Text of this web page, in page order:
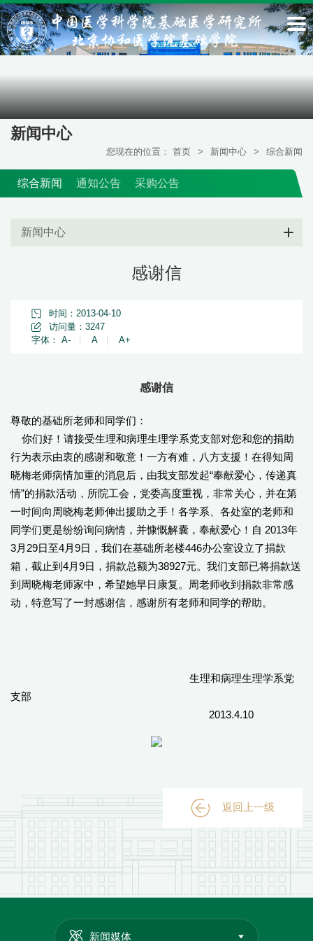
新闻中心
您现在的位置： 首页 > 新闻中心 > 综合新闻
综合新闻 通知公告 采购公告
新闻中心
感谢信
时间：2013-04-10
访问量： 3247
字体： A- A A+
感谢信
尊敬的基础所老师和同学们：
你们好！请接受生理和病理生理学系党支部对您和您的捐助
行为表示由衷的感谢和敬意！一方有难，八方支援！在得知周
晓梅老师病情加重的消息后，由我支部发起“奉献爱心，传递真
情”的捐款活动，所院工会，党委高度重视，非常关心，并在第
一时间向周晓梅老师伸出援助之手！各学系、各处室的老师和
同学们更是纷纷询问病情，并慷慨解囊，奉献爱心！自 2013年
3月29日至4月9日，我们在基础所老楼446办公室设立了捐款
箱，截止到4月9日，捐款总额为38927元。我们支部已将捐款送
到周晓梅老师家中，希望她早日康复。周老师收到捐款非常感
动，特意写了一封感谢信，感谢所有老师和同学的帮助。
生理和病理生理学系党
支部
2013.4.10
返回上一级
新闻媒体